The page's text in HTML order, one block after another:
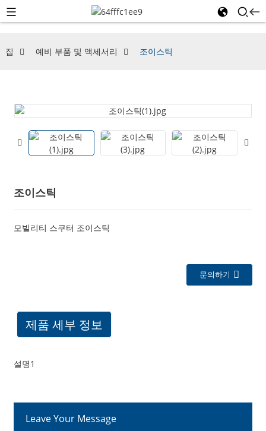
집 예비 부품 및 액세서리 조이스틱
조이스틱
모빌리티 스쿠터 조이스틱
문의하기
제품 세부 정보
설명1
Leave Your Message